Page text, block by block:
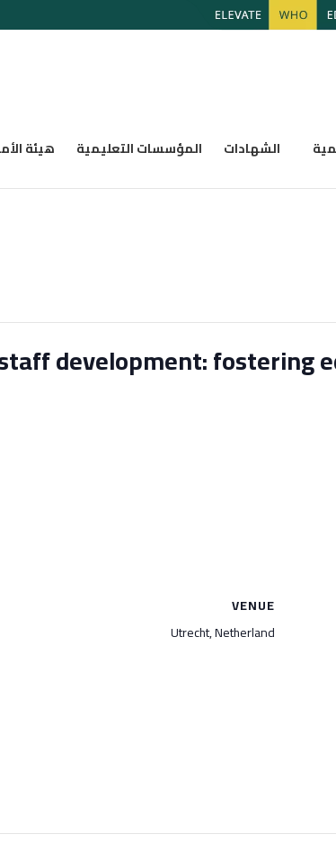
الشهادات المؤسسات التعليمية هيئة
development: fostering
VENUE
Utrecht, Netherland